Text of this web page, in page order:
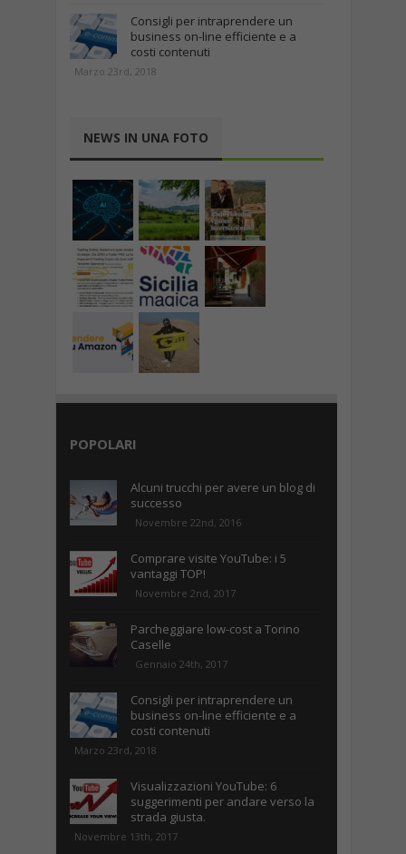
Consigli per intraprendere un
business on-line efficiente e a
costi contenuti
Marzo 23rd, 2018
NEWS IN UNA FOTO
POPOLARI
Alcuni trucchi per avere un blog di
successo
Novembre 22nd, 2016
Comprare visite YouTube: i 5
vantaggi TOP!
Novembre 2nd, 2017
Parcheggiare low-cost a Torino
Caselle
Gennaio 24th, 2017
Consigli per intraprendere un
business on-line efficiente e a
costi contenuti
Marzo 23rd, 2018
Visualizzazioni YouTube: 6
suggerimenti per andare verso la
strada giusta.
Novembre 13th, 2017